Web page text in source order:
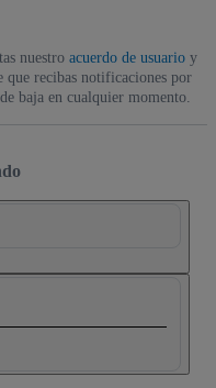
nuestro acuerdo de usuarioy
que recibas notificaciones por
baja en cualquier momento.